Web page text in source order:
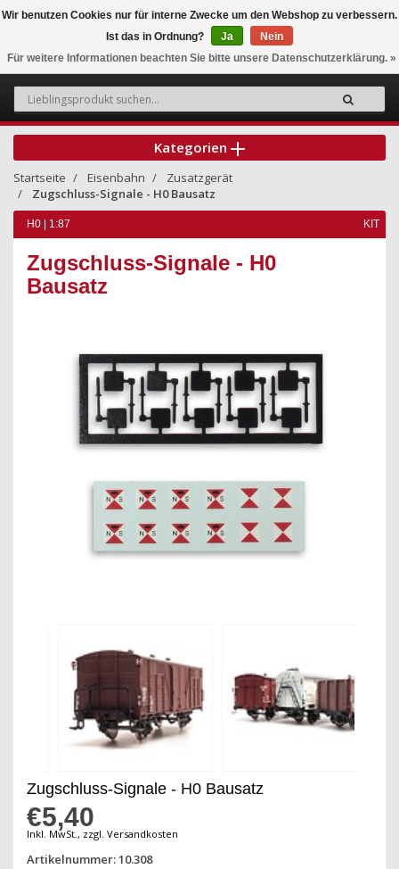
0
Kategorien
Startseite Eisenbahn
Zusatzgerät
Zugschluss-Signale - H0 Bausatz
H0 | 1:87 KIT
Zugschluss-Signale - H0
Bausatz
Zugschluss-Signale - H0 Bausatz
€5,40
Inkl. MwSt., zzgl. Versandkosten
Artikelnummer: 10.308
Wir benutzen Cookies nur für interne Zwecke um den Webshop zu verbessern.
Ist das in Ordnung?
Ja
Nein
Für weitere Informationen beachten Sie bitte unsere Datenschutzerklärung. »